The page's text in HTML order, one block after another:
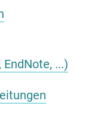
...)